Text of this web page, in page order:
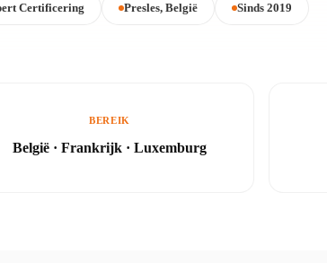
Certificering Presles, België Sinds 2019
BEREIK
België · Frankrijk · Luxemburg